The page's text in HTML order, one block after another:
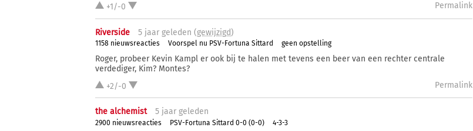
+1/-0
Permalink
Riverside 5 jaar geleden (gewijzigd)
1158 nieuwsreacties Voorspel nu PSV-Fortuna Sittard geen opstelling
Roger, probeer Kevin Kampl er ook bij te halen met tevens een beer van een rechter centrale
verdediger, Kim? Montes?
+2/-0
Permalink
the alchemist 5 jaar geleden
2900 nieuwsreacties PSV-Fortuna Sittard 0-0 (0-0) 4-3-3